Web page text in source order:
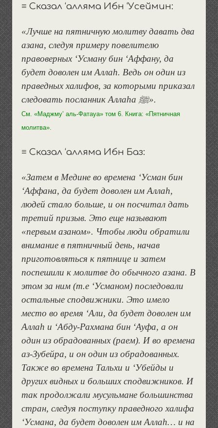
≡ Сказал ‘алляма Ибн ‘Усеймин:
«Лучше на пятничную молитву давать два
азана, следуя примеру повелителю
правоверных ‘Усману бин ‘Аффану, да
будет доволен им Аллаh. Ведь он один из
праведных халифов, за которыми приказал
следовать посланник Аллаhа
ﷺ».
См. «Маджму’ аль-Фатауа» том 6. Книга: «Пятничная
молитва».
≡ Сказал ‘алляма Ибн Баз:
«Затем в Медине во времена ‘Усман бин
‘Аффана, да будет доволен им Аллаh,
людей стало больше, и он посчитал дать
третий призыв. Это еще называют
«первым азаном». Чтобы люди обратили
внимание в пятничный день, начав
приготовляться к пятнице и затем
поспешили к молитве до обычного азана. В
этом за ним (т.е ‘Усманом) последовали
остальные сподвижники. Это имело
место во время ‘Али, да будет доволен им
Аллаh и ‘Абду-Рахмана бин ‘Ауфа, а он
один из обрадованных (раем). И во времена
аз-Зубейра, и он один из обрадованных.
Также во времена Тальхи и ‘Убейды и
других видных и больших сподвижников. И
так продолжали мусульмане большинства
стран, следуя поступку праведного халифа
‘Усмана, да будет доволен им Аллаh… и на